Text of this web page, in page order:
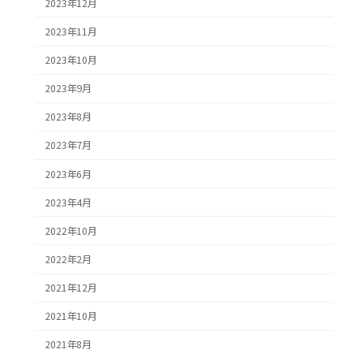
2023年12月
2023年11月
2023年10月
2023年9月
2023年8月
2023年7月
2023年6月
2023年4月
2022年10月
2022年2月
2021年12月
2021年10月
2021年8月